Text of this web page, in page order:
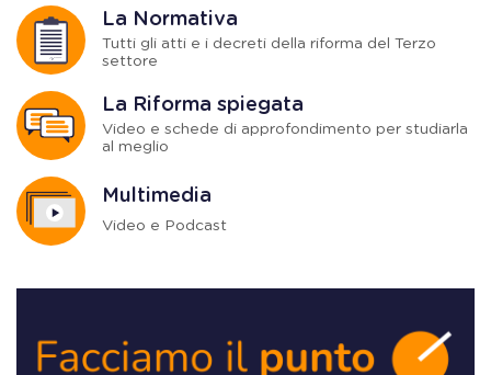
La Normativa
Tutti gli atti e i decreti della riforma del Terzo
settore
La Riforma spiegata
Video e schede di approfondimento per studiarla
al meglio
Multimedia
Video e Podcast